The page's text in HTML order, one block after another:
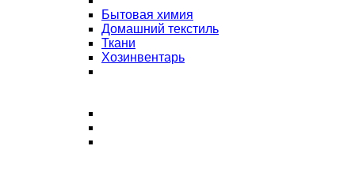
Бытовая химия
Домашний текстиль
Ткани
Хозинвентарь